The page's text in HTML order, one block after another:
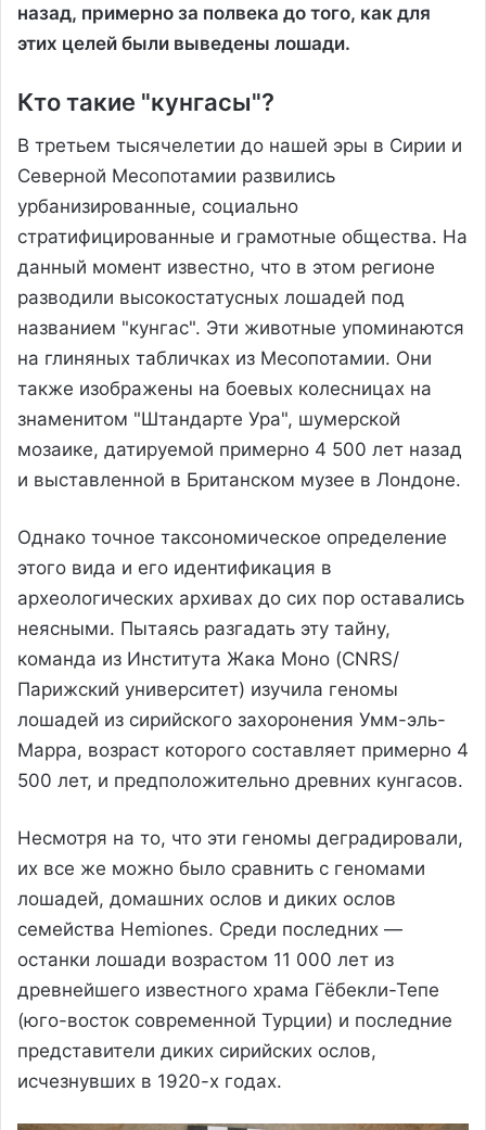
назад, примерно за полвека до того, как для
этих целей были выведены лошади.
Кто такие "кунгасы"?
В третьем тысячелетии до нашей эры в Сирии и
Северной Месопотамии развились
урбанизированные, социально
стратифицированные и грамотные общества. На
данный момент известно, что в этом регионе
разводили высокостатусных лошадей под
названием "кунгас". Эти животные упоминаются
на глиняных табличках из Месопотамии. Они
также изображены на боевых колесницах на
знаменитом "Штандарте Ура", шумерской
мозаике, датируемой примерно 4 500 лет назад
и выставленной в Британском музее в Лондоне.
Однако точное таксономическое определение
этого вида и его идентификация в
археологических архивах до сих пор оставались
неясными. Пытаясь разгадать эту тайну,
команда из Института Жака Моно (CNRS/
Парижский университет) изучила геномы
лошадей из сирийского захоронения Умм-эль-
Марра, возраст которого составляет примерно 4
500 лет, и предположительно древних кунгасов.
Несмотря на то, что эти геномы деградировали,
их все же можно было сравнить с геномами
лошадей, домашних ослов и диких ослов
семейства Hemiones. Среди последних —
останки лошади возрастом 11 000 лет из
древнейшего известного храма Гёбекли-Тепе
(юго-восток современной Турции) и последние
представители диких сирийских ослов,
исчезнувших в 1920-х годах.